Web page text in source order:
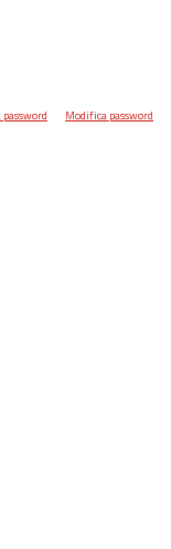
password Modifica password